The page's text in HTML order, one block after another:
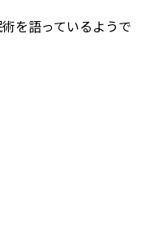
を語っているようで